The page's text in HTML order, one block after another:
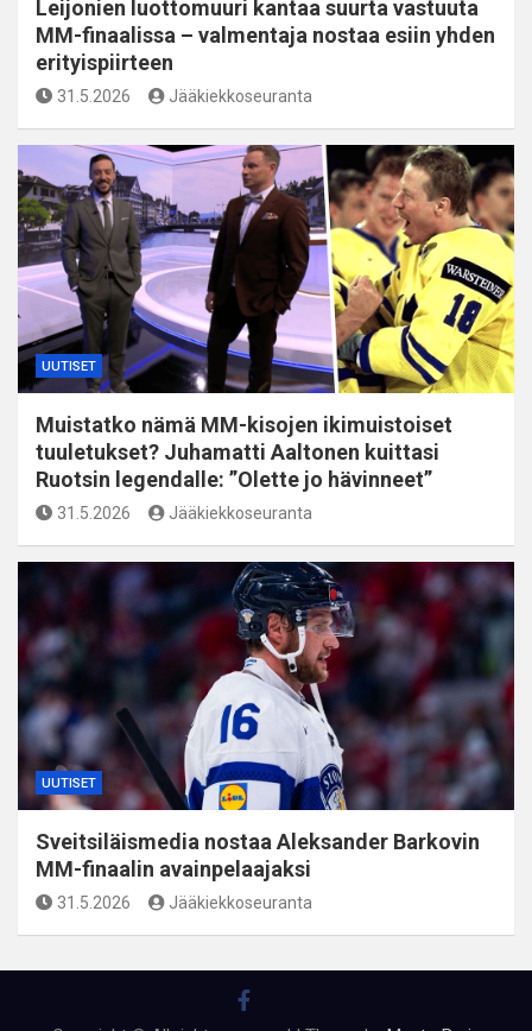
Leijonien luottomuuri kantaa suurta vastuuta
MM-finaalissa – valmentaja nostaa esiin yhden
erityispiirteen
31.5.2026 Jääkiekkoseuranta
UUTISET
Muistatko nämä MM-kisojen ikimuistoiset
tuuletukset? Juhamatti Aaltonen kuittasi
Ruotsin legendalle: ”Olette jo hävinneet”
31.5.2026 Jääkiekkoseuranta
UUTISET
Sveitsiläismedia nostaa Aleksander Barkovin
MM-finaalin avainpelaajaksi
31.5.2026 Jääkiekkoseuranta